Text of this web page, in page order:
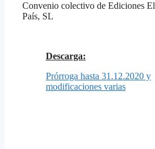
Convenio colectivo de Ediciones El
País, SL
Descarga:
Prórroga hasta 31.12.2020 y
modificaciones varias